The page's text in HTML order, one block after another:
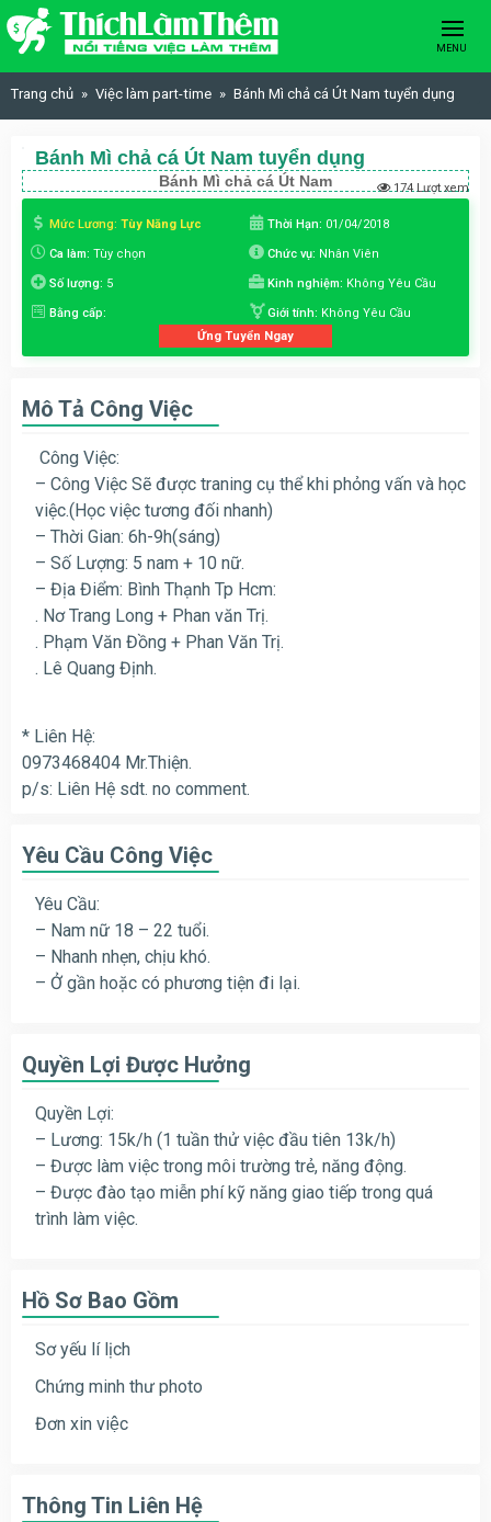
Skip to content
MENU
Trang chủ Việc làm part-time Bánh Mì chả cá Út Nam tuyển dụng
Bánh Mì chả cá Út Nam tuyển dụng
Bánh Mì chả cá Út Nam 174 Lượt xem
Mức Lương: Tùy Năng Lực Thời Hạn: 01/04/2018
Ca làm: Tùy chọn Chức vụ: Nhân Viên
Số lượng: 5 Kinh nghiệm: Không Yêu Cầu
Bằng cấp: Giới tính: Không Yêu Cầu
Ứng Tuyển Ngay
Mô Tả Công Việc
Công Việc:
– Công Việc Sẽ được traning cụ thể khi phỏng vấn và học
việc.(Học việc tương đối nhanh)
– Thời Gian: 6h-9h(sáng)
– Số Lượng: 5 nam + 10 nữ.
– Địa Điểm: Bình Thạnh Tp Hcm:
. Nơ Trang Long + Phan văn Trị.
. Phạm Văn Đồng + Phan Văn Trị.
. Lê Quang Định.
* Liên Hệ:
0973468404 Mr.Thiện.
p/s: Liên Hệ sdt. no comment.
Yêu Cầu Công Việc
Yêu Cầu:
– Nam nữ 18 – 22 tuổi.
– Nhanh nhẹn, chịu khó.
– Ở gần hoặc có phương tiện đi lại.
Quyền Lợi Được Hưởng
Quyền Lợi:
– Lương: 15k/h (1 tuần thử việc đầu tiên 13k/h)
– Được làm việc trong môi trường trẻ, năng động.
– Được đào tạo miễn phí kỹ năng giao tiếp trong quá
trình làm việc.
Hồ Sơ Bao Gồm
Sơ yếu lí lịch
Chứng minh thư photo
Đơn xin việc
Thông Tin Liên Hệ